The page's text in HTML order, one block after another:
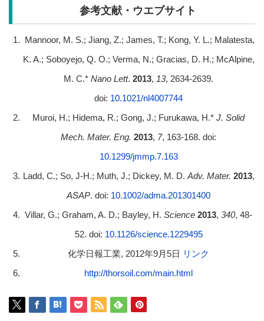
参考文献・ウエブサイト
Mannoor, M. S.; Jiang, Z.; James, T.; Kong, Y. L.; Malatesta,
K. A.; Soboyejo, Q. O.; Verma, N.; Gracias, D. H.; McAlpine,
M. C.*Nano Lett.2013,13, 2634-2639.
doi: 10.1021/nl4007744
Muroi, H.; Hidema, R.; Gong, J.; Furukawa, H.*J. Solid
Mech. Mater. Eng. 2013, 7, 163-168. doi:
10.1299/jmmp.7.163
Ladd, C.; So, J-H.; Muth, J.; Dickey, M. D.Adv. Mater. 2013,
ASAP. doi: 10.1002/adma.201301400
Villar, G.; Graham, A. D.; Bayley, H.Science 2013,340, 48-
52. doi: 10.1126/science.1229495
化学日報工業, 2012年9月5日 リンク
http://thorsoil.com/main.html